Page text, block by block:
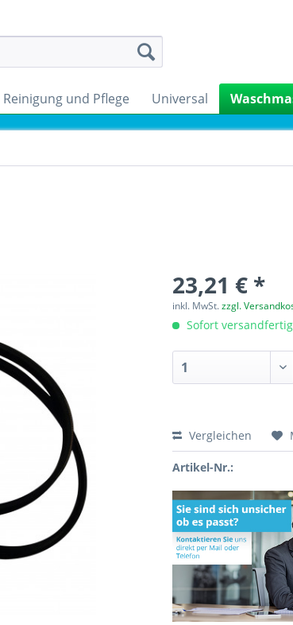
Reinigung und Pflege Universal
23,21 € *
inkl. MwSt.zzgl.
Sofort
Vergleichen
Artikel-Nr.: